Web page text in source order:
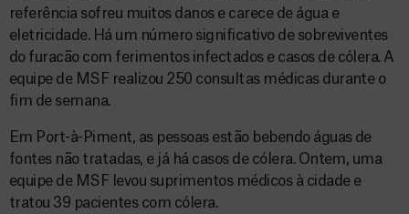
referência sofreu muitos danos e carece de água e
eletricidade. Há um número significativo de sobreviventes
do furacão com ferimentos infectados e casos de cólera. A
equipe de MSF realizou 250 consultas médicas durante o
fim de semana.
Em Port-à-Piment, as pessoas estão bebendo águas de
fontes não tratadas, e já há casos de cólera. Ontem, uma
equipe de MSF levou suprimentos médicos à cidade e
tratou 39 pacientes com cólera.